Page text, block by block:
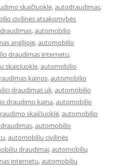
skaičiuoklė,autodraudimas,
civilinės atsakomybės
,automobilio
anglijoje,automobilio
draudimas internetu,
skaiciuokle,automobilio
kainos,automobilio
draudimas uk,automobilio
draudimo kaina,automobilio
skaičiuoklė,automobilio
,automobilio
,automobilių civilinės
draudimai,automobilių
internetu,automobiliu